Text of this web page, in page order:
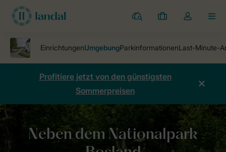
Ferienparks
Meine
Dropdown-
öffnen
Profitiere jetzt von den günstigsten
Sommerpreisen
Ferienparks Park Eksel Umgebung